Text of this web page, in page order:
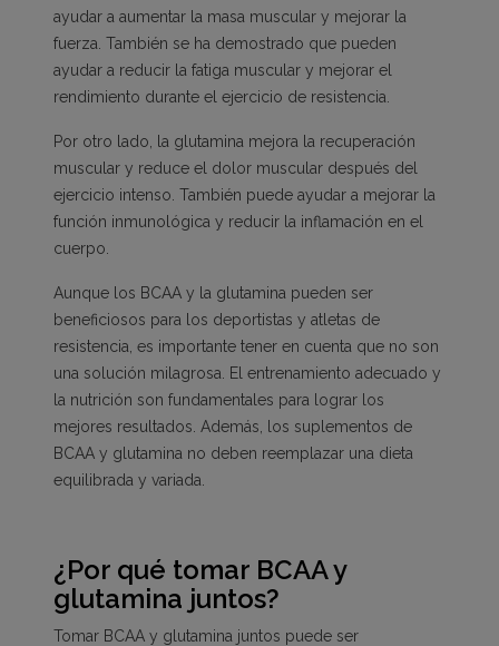
ayudar a aumentar la masa muscular y mejorar la
fuerza. También se ha demostrado que pueden
ayudar a reducir la fatiga muscular y mejorar el
rendimiento durante el ejercicio de resistencia.
Por otro lado, la glutamina mejora la recuperación
muscular y reduce el dolor muscular después del
ejercicio intenso. También puede ayudar a mejorar la
función inmunológica y reducir la inflamación en el
cuerpo.
Aunque los BCAA y la glutamina pueden ser
beneficiosos para los deportistas y atletas de
resistencia, es importante tener en cuenta que no son
una solución milagrosa. El entrenamiento adecuado y
la nutrición son fundamentales para lograr los
mejores resultados. Además, los suplementos de
BCAA y glutamina no deben reemplazar una dieta
equilibrada y variada.
¿Por qué tomar BCAA y
glutamina juntos?
Tomar BCAA y glutamina juntos puede ser